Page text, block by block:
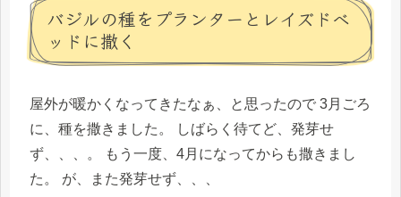
バジルの種をプランターとレイズドベ
ッドに撒く
屋外が暖かくなってきたなぁ、と思ったので 3月ごろ
に、種を撒きました。 しばらく待てど、発芽せ
ず、、、。 もう一度、4月になってからも撒きまし
た。 が、また発芽せず、、、